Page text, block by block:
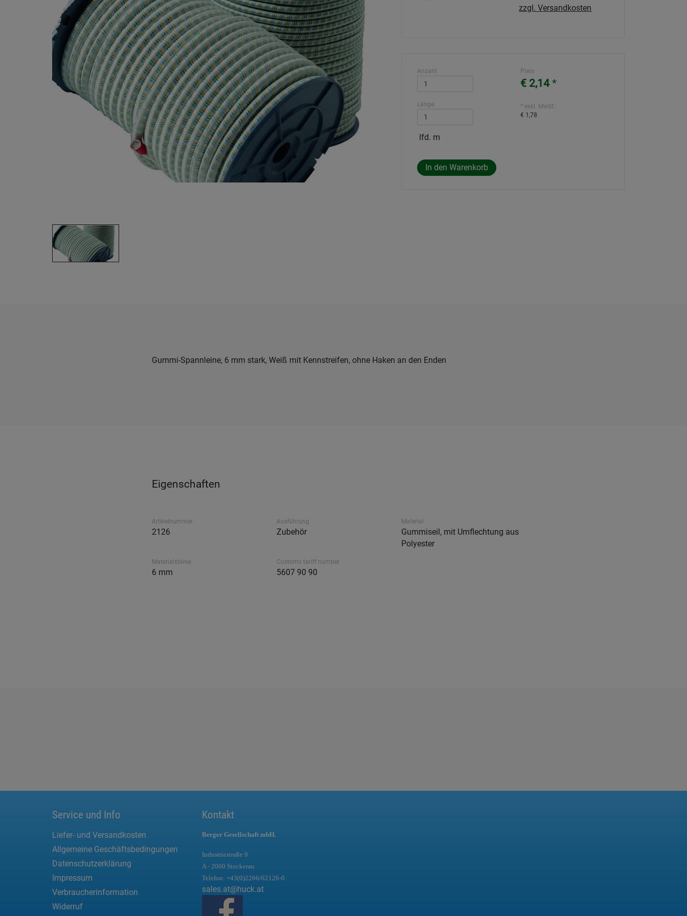
zzgl. Versandkosten
Anzahl:
Länge:
lfd. m
Preis
€ 2,14*
* exkl. MwSt.:
€ 1,78
Gummi-Spannleine, 6 mm stark, Weiß mit Kennstreifen, ohne Haken an den Enden
Eigenschaften
Artikelnummer
2126
Ausführung
Zubehör
Material
Gummiseil, mit Umflechtung aus
Polyester
Materialstärke
6 mm
Customs tariff number
5607 90 90
Service und Info
Liefer- und Versandkosten
Allgemeine Geschäftsbedingungen
Datenschutzerklärung
Impressum
Verbraucherinformation
Widerruf
Kontakt
Berger Gesellschaft mbH.
Industriestraße 9
A - 2000 Stockerau
Telefon: +43(0)2266/62126-0
sales.at@huck.at